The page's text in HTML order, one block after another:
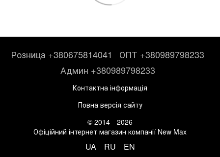
Розница +380675814041
ОПТ +380989798233
Админ +380989798233
Контактна інформація
Повна версія сайту
© 2014—2026
Офіційний інтернет магазин компанії New Max
UA RU EN